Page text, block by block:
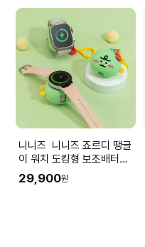
니니즈 니니즈 죠르디 땡글
이 워치 도킹형 보조배터리
1200mAh (갤럭시워치/애
플워치)
29,900원